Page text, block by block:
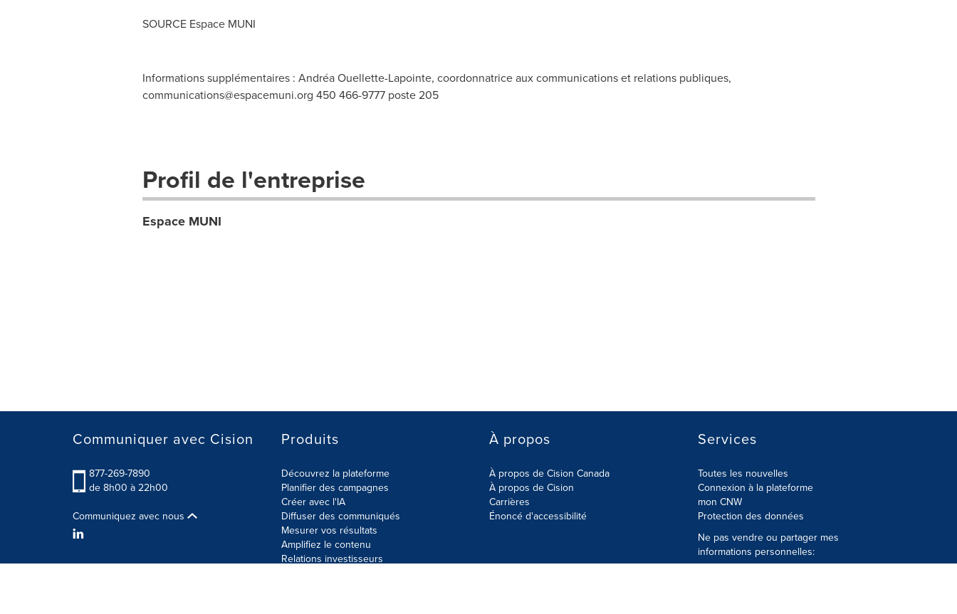
SOURCE Espace MUNI
Informations supplémentaires : Andréa Ouellette-Lapointe, coordonnatrice aux communications et relations publiques,
communications@espacemuni.org 450 466-9777 poste 205
Profil de l'entreprise
Espace MUNI
Communiquer avec Cision
877-269-7890
de 8h00 à 22h00
Communiquez avec nous
Produits
Découvrez la plateforme
Planifier des campagnes
Créer avec l'IA
Diffuser des communiqués
Mesurer vos résultats
Amplifiez le contenu
Relations investisseurs
À propos
À propos de Cision Canada
À propos de Cision
Carrières
Énoncé d'accessibilité
Services
Toutes les nouvelles
Connexion à la plateforme
mon CNW
Protection des données
Ne pas vendre ou partager mes
informations personnelles: